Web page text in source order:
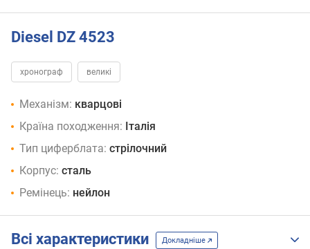
Diesel DZ 4523
хронограф великі
Механізм: кварцові
Країна походження: Італія
Тип циферблата: стрілочний
Корпус: сталь
Ремінець: нейлон
Всі характеристики Докладніше